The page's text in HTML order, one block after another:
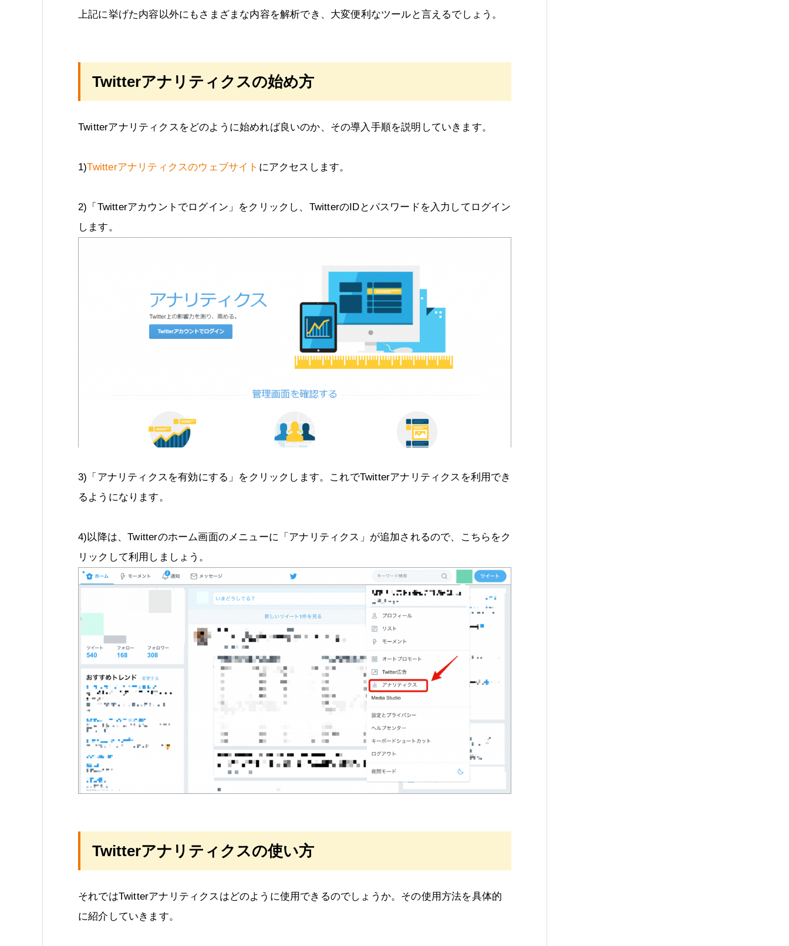
上記に挙げた内容以外にもさまざまな内容を解析でき、大変便利なツールと言えるでしょう。
Twitterアナリティクスの始め方
Twitterアナリティクスをどのように始めれば良いのか、その導入手順を説明していきます。
1)Twitterアナリティクスのウェブサイト にアクセスします。
2)「Twitterアカウントでログイン」をクリックし、TwitterのIDとパスワードを入力してログイン
します。
3)「アナリティクスを有効にする」をクリックします。これでTwitterアナリティクスを利用でき
るようになります。
4)以降は、Twitterのホーム画面のメニューに「アナリティクス」が追加されるので、こちらをク
リックして利用しましょう。
Twitterアナリティクスの使い方
それではTwitterアナリティクスはどのように使用できるのでしょうか。その使用方法を具体的
に紹介していきます。